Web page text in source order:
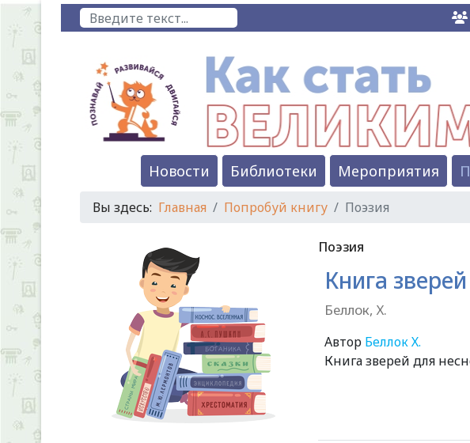
Поиск
Новости Библиотеки Мероприятия
Вы здесь: Главная Попробуй книгу Поэзия
Поэзия
Книга
Беллок, Х.
Автор Беллок Х.
Книга зверей для